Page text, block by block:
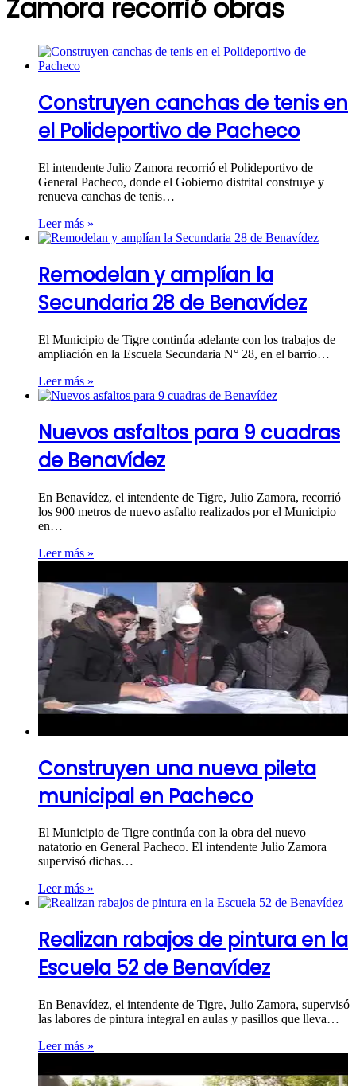
Zamora recorrió obras
Construyen canchas de tenis en
el Polideportivo de Pacheco
El intendente Julio Zamora recorrió el Polideportivo de
General Pacheco, donde el Gobierno distrital construye y
renueva canchas de tenis…
Leer más »
Remodelan y amplían la
Secundaria 28 de Benavídez
El Municipio de Tigre continúa adelante con los trabajos de
ampliación en la Escuela Secundaria N° 28, en el barrio…
Leer más »
Nuevos asfaltos para 9 cuadras
de Benavídez
En Benavídez, el intendente de Tigre, Julio Zamora, recorrió
los 900 metros de nuevo asfalto realizados por el Municipio
en…
Leer más »
Construyen una nueva pileta
municipal en Pacheco
El Municipio de Tigre continúa con la obra del nuevo
natatorio en General Pacheco. El intendente Julio Zamora
supervisó dichas…
Leer más »
Realizan rabajos de pintura en la
Escuela 52 de Benavídez
En Benavídez, el intendente de Tigre, Julio Zamora, supervisó
las labores de pintura integral en aulas y pasillos que lleva…
Leer más »